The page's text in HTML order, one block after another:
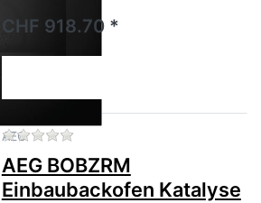
CHF 918.70 *
AEG Zu diesem Produkt liegen
AEG BOBZRM
Einbaubackofen Katalyse